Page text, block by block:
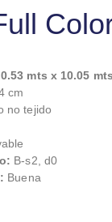
mts x 10.05 mts
cm
no tejido
B-s2, d0
Buena